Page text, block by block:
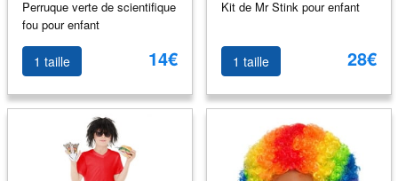
Perruque verte de scientifique
fou pour enfant
1 taille 14€
Kit de Mr Stink pour enfant
1 taille 28€